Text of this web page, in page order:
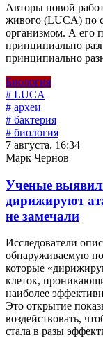
Авторы новой
живого (LUCA) по
организмом. А его
принципиально
принципиально
Биология
# LUCA
# археи
# бактерия
# биология
7 августа, 16:34
Марк Чернов
Ученые
дирижируют
не замечали
Исследователи
обнаруживаемую
которые
клеток,
наиболее
Это открытие
воздействовать,
стала в разы